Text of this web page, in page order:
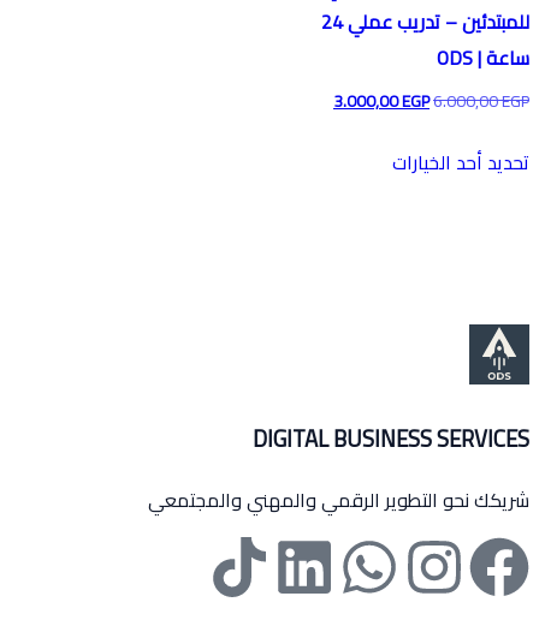
للمبتدئين – تدريب عملي 24
3.000,00EGP
الخيارات
DIGITAL BUSINESS
التطوير الرقمي والمهني والمجتمعي